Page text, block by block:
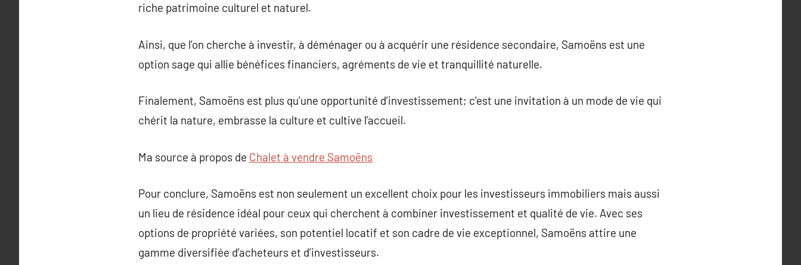
riche patrimoine culturel et naturel.
Ainsi, que l’on cherche à investir, à déménager ou à acquérir une résidence secondaire, Samoëns est une
option sage qui allie bénéfices financiers, agréments de vie et tranquillité naturelle.
Finalement, Samoëns est plus qu’une opportunité d’investissement; c’est une invitation à un mode de vie qui
chérit la nature, embrasse la culture et cultive l’accueil.
Ma source à propos de Chalet à vendre Samoëns
Pour conclure, Samoëns est non seulement un excellent choix pour les investisseurs immobiliers mais aussi
un lieu de résidence idéal pour ceux qui cherchent à combiner investissement et qualité de vie. Avec ses
options de propriété variées, son potentiel locatif et son cadre de vie exceptionnel, Samoëns attire une
gamme diversifiée d’acheteurs et d’investisseurs.